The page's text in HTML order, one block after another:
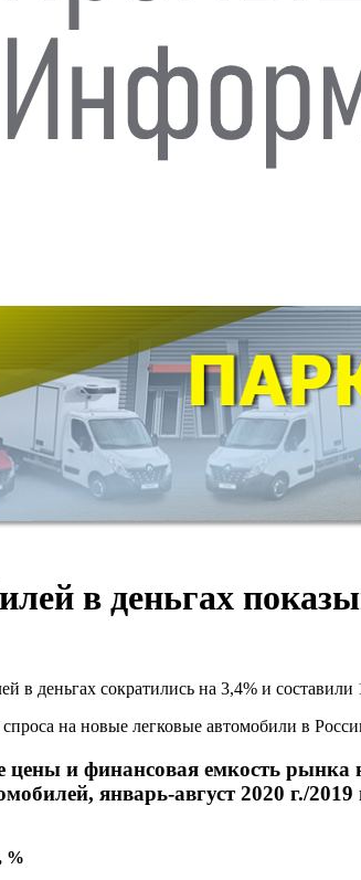
в деньгах
в деньгах сократились на 3,4% и составили
на новые легковые автомобили в
цены и финансовая емкость рынка
январь-август 2020 г./2019
%